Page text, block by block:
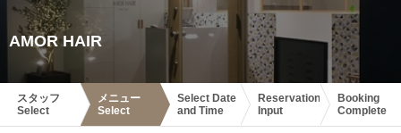
AMOR HAIR
スタッフ
Select
メニュー
Select
Select Date
and Time
Reservation
Input
Booking
Complete